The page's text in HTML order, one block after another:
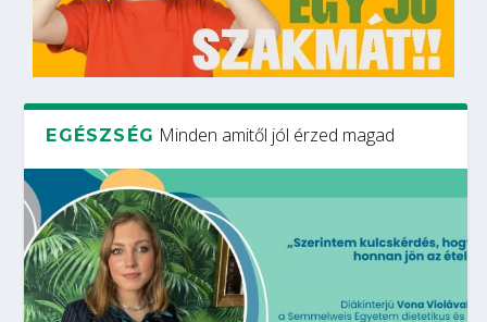
EGÉSZSÉG Minden amitől jól érzed magad